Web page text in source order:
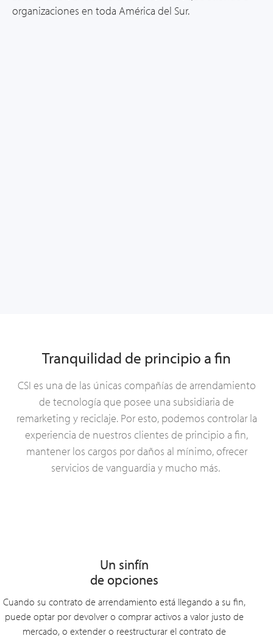
organizaciones en toda América del Sur.
Tranquilidad de principio a fin
CSI es una de las únicas compañías de arrendamiento
de tecnología que posee una subsidiaria de
remarketing y reciclaje. Por esto, podemos controlar la
experiencia de nuestros clientes de principio a fin,
mantener los cargos por daños al mínimo, ofrecer
servicios de vanguardia y mucho más.
Un sinfín
de opciones
Cuando su contrato de arrendamiento está llegando a su fin,
puede optar por devolver o comprar activos a valor justo de
mercado, o extender o reestructurar el contrato de